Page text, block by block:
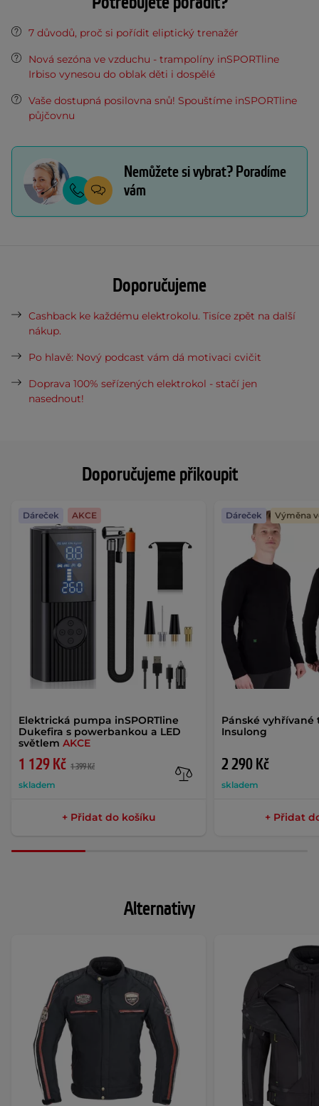
Doporučujeme přikoupit
Elektrická pumpa inSPORTline
Dukefira s powerbankou a LED
světlem AKCE
1 129 Kč 1 399 Kč
skladem
Dáreček AKCE
+ Přidat do košíku
Pánské vyhřívané
Insulong
2 290 Kč
skladem
Dáreček Výměna
+ Přidat
7 důvodů, proč si pořídit eliptický trenažér
Nová sezóna ve vzduchu - trampolíny inSPORTline
Irbiso vynesou do oblak děti i dospělé
Vaše dostupná posilovna snů! Spouštíme inSPORTline
půjčovnu
Nemůžete si vybrat? Poradíme
vám
Doporučujeme
Cashback ke každému elektrokolu. Tisíce zpět na další
nákup.
Po hlavě: Nový podcast vám dá motivaci cvičit
Doprava 100% seřízených elektrokol - stačí jen
nasednout!
Alternativy